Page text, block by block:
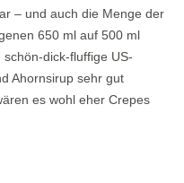
– und auch die Menge der
650 ml auf 500 ml
dick-fluffige US-
Ahornsirup sehr gut
es wohl eher Crepes